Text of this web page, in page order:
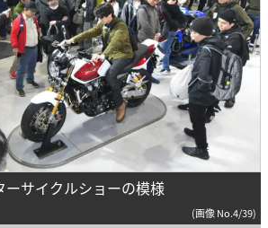
サイクルショーの模様
(画像 No.4/39)